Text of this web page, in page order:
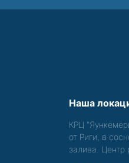
Наша
КРЦ
от Риги, в
залива.